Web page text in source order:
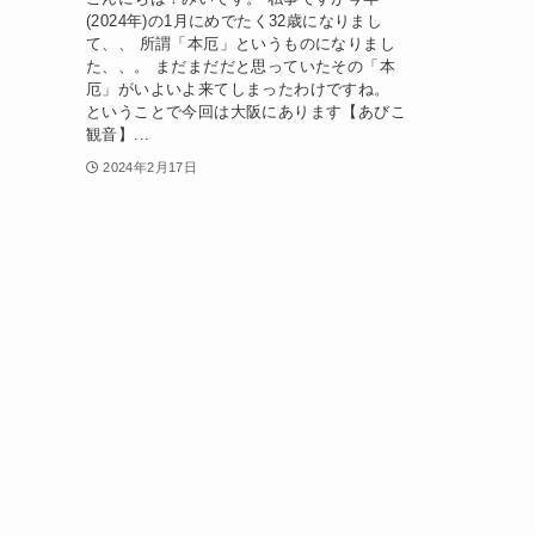
(2024年)の1月にめでたく32歳になりまし
て、、 所謂「本厄」というものになりまし
た、、。 まだまだだと思っていたその「本
厄」がいよいよ来てしまったわけですね。
ということで今回は大阪にあります【あびこ
観音】...
2024年2月17日